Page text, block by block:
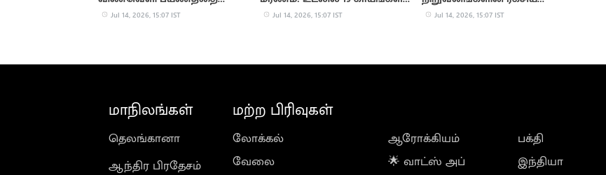
தொடங்கினார் அனில் மேனன்
Jul 14, 2026, 15:07 IST
இருப்பதாக உடற்கூராய்வில்
Jul 14, 2026, 15:07 IST
தகவல்களுக்கு ஆபத்து:
Jul 14, 2026, 15:07 IST
மாநிலங்கள்
தெலங்கானா
ஆந்திர பிரதேசம்
மற்ற பிரிவுகள்
லோக்கல்
வேலை
ஆரோக்கியம்
🌟 வாட்ஸ் அப்
பக்தி
இந்தியா